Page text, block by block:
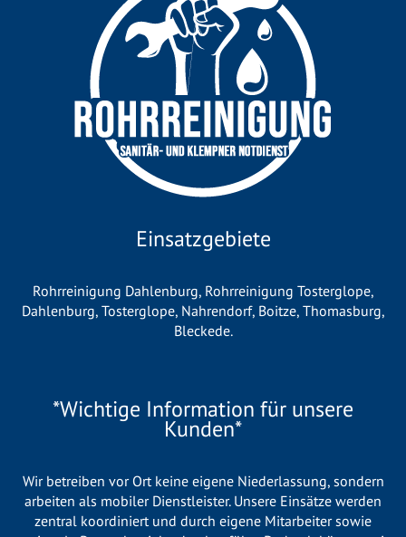
Einsatzgebiete
Rohrreinigung Dahlenburg, Rohrreinigung Tosterglope,
Dahlenburg, Tosterglope, Nahrendorf, Boitze, Thomasburg,
Bleckede.
*Wichtige Information für unsere
Kunden*
Wir betreiben vor Ort keine eigene Niederlassung, sondern
arbeiten als mobiler Dienstleister. Unsere Einsätze werden
zentral koordiniert und durch eigene Mitarbeiter sowie